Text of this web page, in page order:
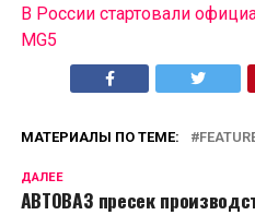
В России cтартовали
MG5
МАТЕРИАЛЫ ПО ТЕМЕ:
ДАЛЕЕ
АВТОВАЗ пресек